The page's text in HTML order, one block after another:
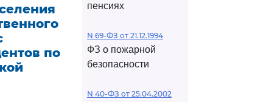
по
пенсиях
N 69-ФЗ от 21.12.1994
ФЗ о пожарной
безопасности
N 40-ФЗ от 25.04.2002